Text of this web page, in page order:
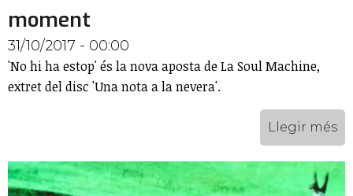
moment
31/10/2017 - 00:00
'No hi ha estop' és la nova aposta de La Soul Machine,
extret del disc 'Una nota a la nevera'.
Llegir més